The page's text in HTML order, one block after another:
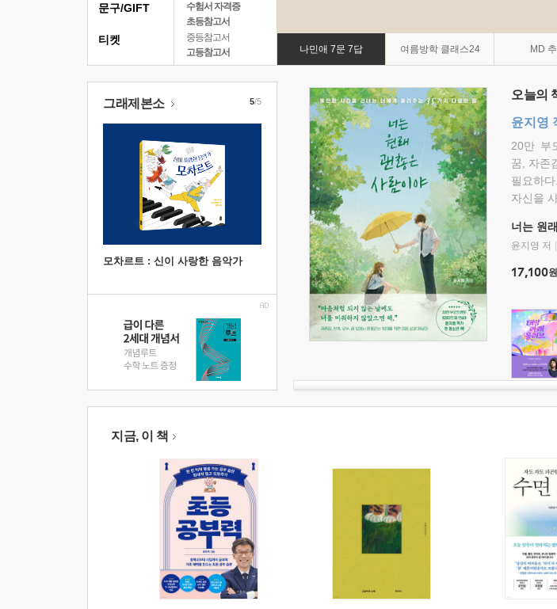
수험서 자격증
초등참고서
중등참고서
고등참고서
나민애 7문 7답 여름방학 클래스24 MD
문구/GIFT
티켓
그래제본소
모차르트 : 신이 사랑한 음악가
5/5 오늘의
윤지영
20만 부
꿈, 자존
필요하
자신을
너는 원
윤지영 저
17,100원
지금, 이 책